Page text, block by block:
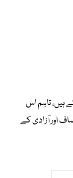
ہو چکے ہیں، تاہم اس
اور آزادی کے